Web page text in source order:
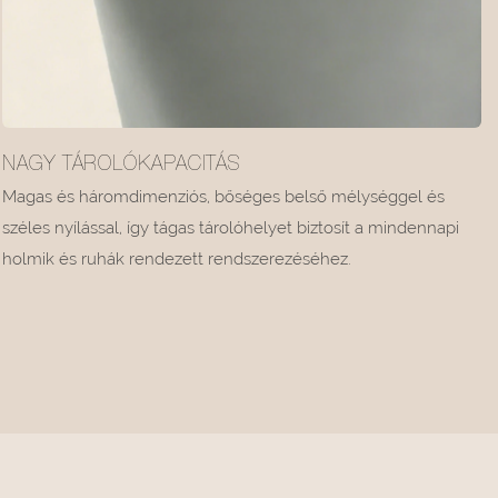
NAGY TÁROLÓKAPACITÁS
Magas és háromdimenziós, bőséges belső mélységgel és
széles nyílással, így tágas tárolóhelyet biztosít a mindennapi
holmik és ruhák rendezett rendszerezéséhez.